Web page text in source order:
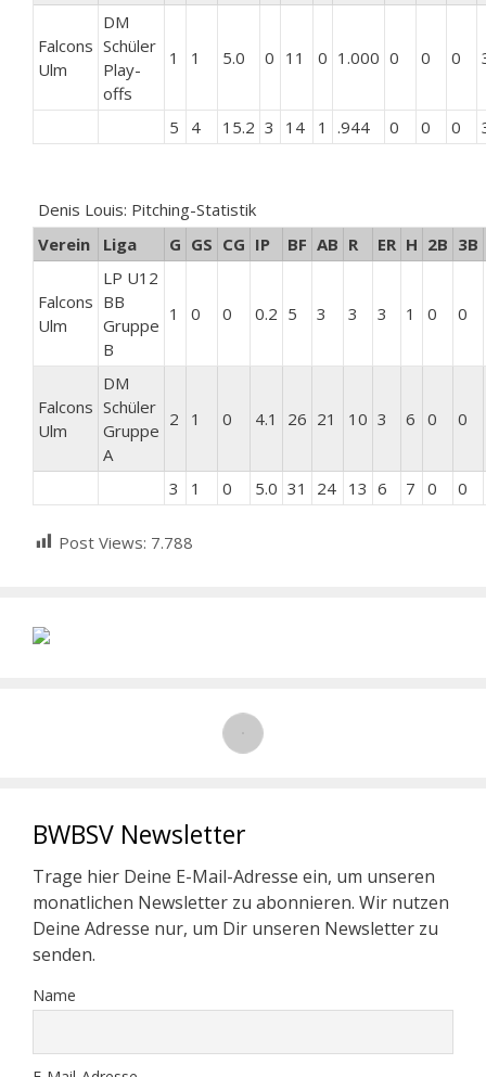
Falcons
Ulm
DM
Schüler
Play-
offs
1 1 5.0 0 11 0 1.000 0 0 0
5 4 15.2 3 14 1 .944 0 0 0
Denis Louis: Pitching-Statistik
Verein
Liga G GS CG IP BF AB R ER H 2B 3B
Falcons
Ulm
LP U12
BB
Gruppe
B
1 0 0 0.2 5 3 3 3 1 0 0
Falcons
Ulm
DM
Schüler
Gruppe
A
2 1 0 4.1 26 21 10 3 6 0 0
3 1 0 5.0 31 24 13 6 7 0 0
Post Views: 7.788
BWBSV Newsletter
Trage hier Deine E-Mail-Adresse ein, um unseren
monatlichen Newsletter zu abonnieren. Wir nutzen
Deine Adresse nur, um Dir unseren Newsletter zu
senden.
Name